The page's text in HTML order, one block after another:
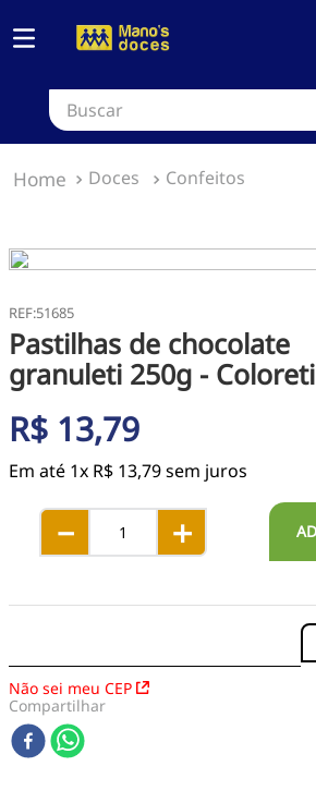
Buscar
Doces Confeitos
:51685
Pastilhas de chocolate
granuleti 250g - Coloreti
R$ 13,79
Em até 1x R$ 13,79sem juros
＋
－
Não sei meu CEP
Compartilhar